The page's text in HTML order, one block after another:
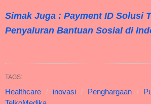
Simak Juga : Payment ID Solusi
Penyaluran Bantuan Sosial di
TAGS:
Healthcare inovasi Penghargaan